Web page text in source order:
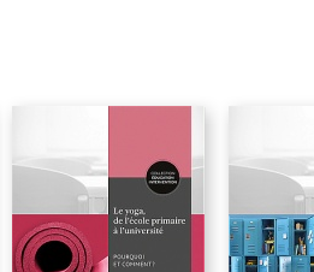
Chapitre 6 - Évaluer
Chapitre 7 - Bilan de
enseignant